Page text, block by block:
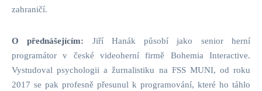
zahraničí.
O přednášejícím: Jiří Hanák působí jako senior herní
programátor v české videoherní firmě Bohemia Interactive.
Vystudoval psychologii a žurnalistiku na FSS MUNI, od roku
2017 se pak profesně přesunul k programování, které ho táhlo